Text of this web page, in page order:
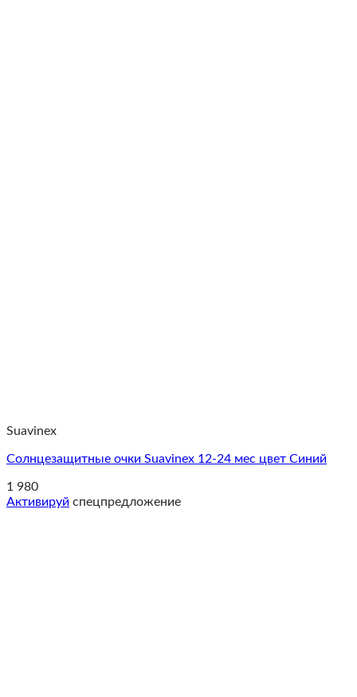
Suavinex
Солнцезащитные очки Suavinex 12-24 мес цвет Синий
1 980
Активируй спецпредложение